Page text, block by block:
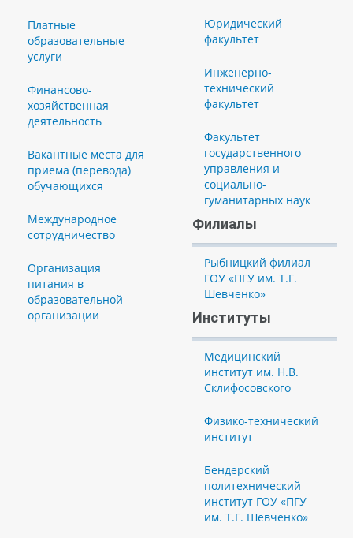
Платные
образовательные
услуги
Финансово-
хозяйственная
деятельность
Вакантные места для
приема (перевода)
обучающихся
Международное
сотрудничество
Организация
питания в
образовательной
организации
Юридический
факультет
Инженерно-
технический
факультет
Факультет
государственного
управления и
социально-
гуманитарных наук
Филиалы
Рыбницкий филиал
ГОУ «ПГУ им. Т.Г.
Шевченко»
Институты
Медицинский
институт им. Н.В.
Склифосовского
Физико-технический
институт
Бендерский
политехнический
институт ГОУ «ПГУ
им. Т.Г. Шевченко»